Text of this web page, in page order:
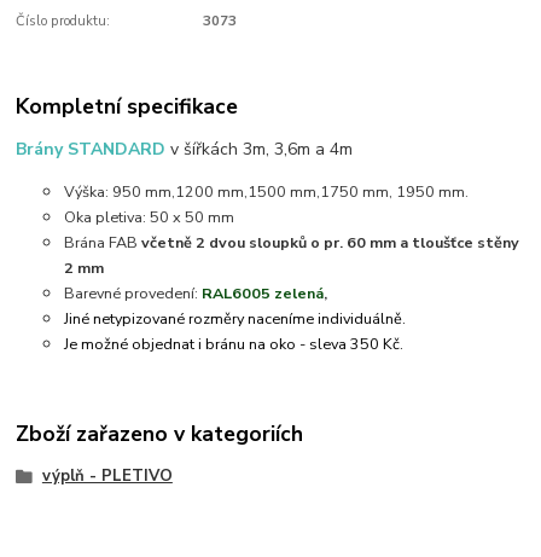
Číslo produktu: 3073
Kompletní specifikace
Brány STANDARD v šířkách 3m, 3,6m a 4m
Výška: 950 mm,1200 mm,1500 mm,1750 mm, 1950 mm.
Oka pletiva: 50 x 50 mm
Brána FABvčetně 2 dvou sloupků o pr. 60 mm a tloušťce stěny
2 mm
Barevné provedení: RAL6005 zelená,
Jiné netypizované rozměry naceníme individuálně.
Je možné objednat i bránu na oko - sleva 350 Kč.
Zboží zařazeno v kategoriích
výplň - PLETIVO